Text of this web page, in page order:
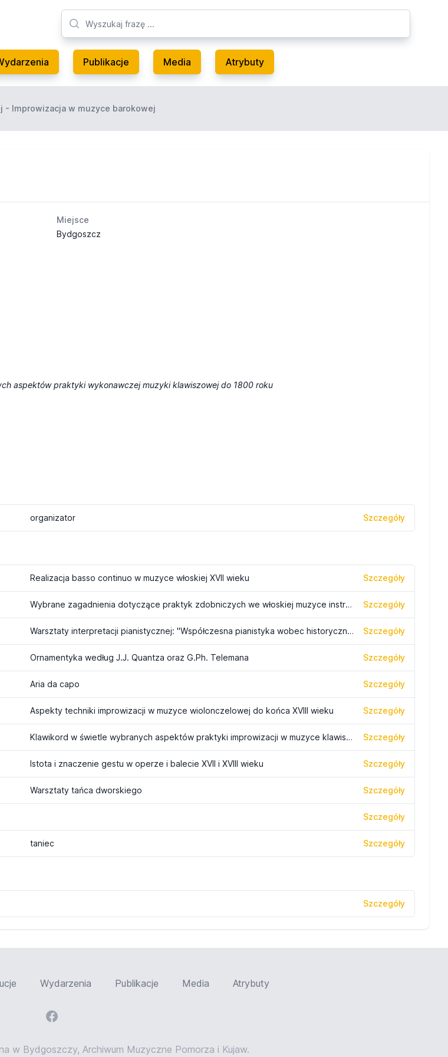
Publikacje Media Atrybuty
- Improwizacja w muzyce barokowej
Miejsce
Bydgoszcz
aspektów praktyki wykonawczej muzyki klawiszowej do 1800 roku
organizator Szczegóły
Realizacja basso continuo w muzyce włoskiej XVII wieku Szczegóły
Wybrane zagadnienia dotyczące praktyk zdobniczych we włoskiej muzyce instrumentalnej od końca XVI do połowy XVIII wieku Szczegóły
Warsztaty interpretacji pianistycznej: "Współczesna pianistyka wobec historycznych aspektów praktyki wykonawczej muzyki klawiszowej do 1800 roku Szczegóły
Ornamentyka według J.J. Quantza oraz G.Ph. Telemana Szczegóły
Aria da capo Szczegóły
Aspekty techniki improwizacji w muzyce wiolonczelowej do końca XVIII wieku Szczegóły
Klawikord w świetle wybranych aspektów praktyki improwizacji w muzyce klawiszowej epoki baroku Szczegóły
Istota i znaczenie gestu w operze i balecie XVII i XVIII wieku Szczegóły
Warsztaty tańca dworskiego Szczegóły
Szczegóły
taniec Szczegóły
Szczegóły
Wydarzenia Publikacje Media Atrybuty
w Bydgoszczy, Archiwum Muzyczne Pomorza i Kujaw.